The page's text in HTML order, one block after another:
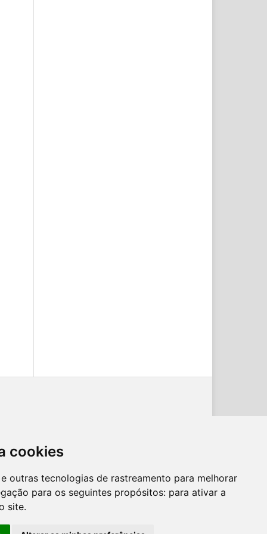
cookies
outras tecnologias de rastreamento para melhorar
para os seguintes propósitos: para ativar a
site.